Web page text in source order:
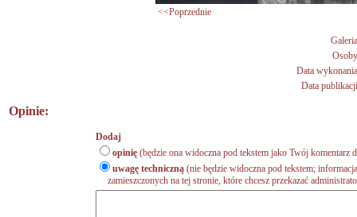
<<Poprzednie
Data
Data
Opinie:
Dodaj
opinię (będzie ona widoczna pod tekstem jako Twój komentarz
uwagę techniczną (nie będzie widoczna pod tekstem;
zamieszczonych na tej stronie, które chcesz przekazać